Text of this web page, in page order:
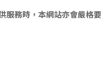
服務時，本網站亦會嚴格